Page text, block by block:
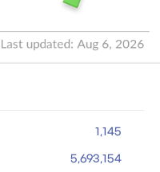
1,145
5,693,154